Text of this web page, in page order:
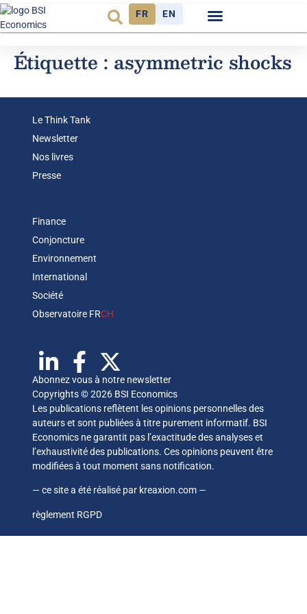
FR EN
Étiquette : asymmetric shocks
Le Think Tank
Newsletter
Nos livres
Presse
Finance
Conjoncture
Environnement
International
Société
Observatoire FRCH
Abonnez vous à notre newsletter
Copyrights © 2026 BSI Economics
Les publications reflètent les opinions personnelles des
auteurs et sont publiées à titre purement informatif. BSI
Economics ne garantit pas l’exactitude des analyses et
l’exhaustivité des publications. Ces opinions peuvent être
modifiées à tout moment sans notification.
— ce site a été réalisé par kreaxion.com —
règlement RGPD